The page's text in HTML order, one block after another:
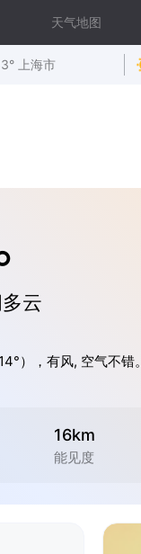
天气地图
上海市
云
），有风, 空气不错。
16km
能见度